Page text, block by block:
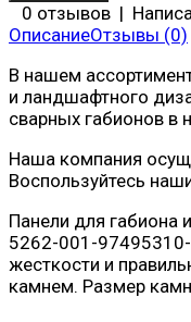
0 отзывов |
ОписаниеОтзывы (0)
В нашем
и ландшафтного
сварных габионов в
Наша компания
Воспользуйтесь
Панели для габиона
5262-001-97495310-
жесткости и
камнем. Размер